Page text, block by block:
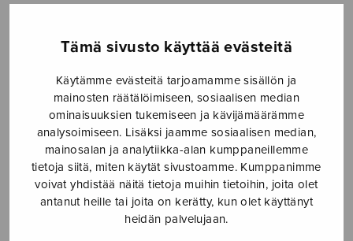
Tämä sivusto käyttää evästeitä
Käytämme evästeitä tarjoamamme sisällön ja
mainosten räätälöimiseen, sosiaalisen median
ominaisuuksien tukemiseen ja kävijämäärämme
analysoimiseen. Lisäksi jaamme sosiaalisen median,
mainosalan ja analytiikka-alan kumppaneillemme
tietoja siitä, miten käytät sivustoamme. Kumppanimme
voivat yhdistää näitä tietoja muihin tietoihin, joita olet
antanut heille tai joita on kerätty, kun olet käyttänyt
heidän palvelujaan.
13,77€ 14,20€
-
14,20€
Formaatti
Canticum
Mariae
virginis
LISÄÄ
OSTOSKORIIN